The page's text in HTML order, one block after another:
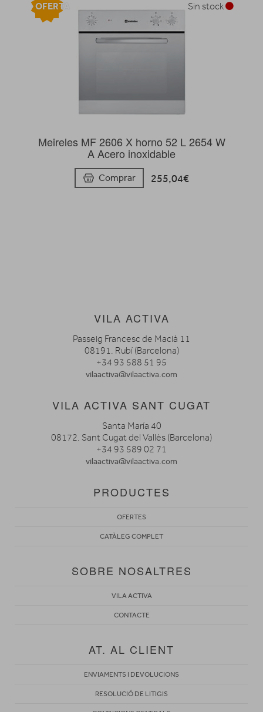
Meireles MF 2606 X horno 52 L 2654 W
A Acero inoxidable
Comprar 255,04€
Sin stock
OFERTA
VILA ACTIVA
Passeig Francesc de Macià 11
08191. Rubí (Barcelona)
+34 93 588 51 95
vilaactiva@vilaactiva.com
VILA ACTIVA SANT CUGAT
Santa María 40
08172. Sant Cugat del Vallès (Barcelona)
+34 93 589 02 71
vilaactiva@vilaactiva.com
PRODUCTES
OFERTES
CATÀLEG COMPLET
SOBRE NOSALTRES
VILA ACTIVA
CONTACTE
AT. AL CLIENT
ENVIAMENTS I DEVOLUCIONS
RESOLUCIÓ DE LITIGIS